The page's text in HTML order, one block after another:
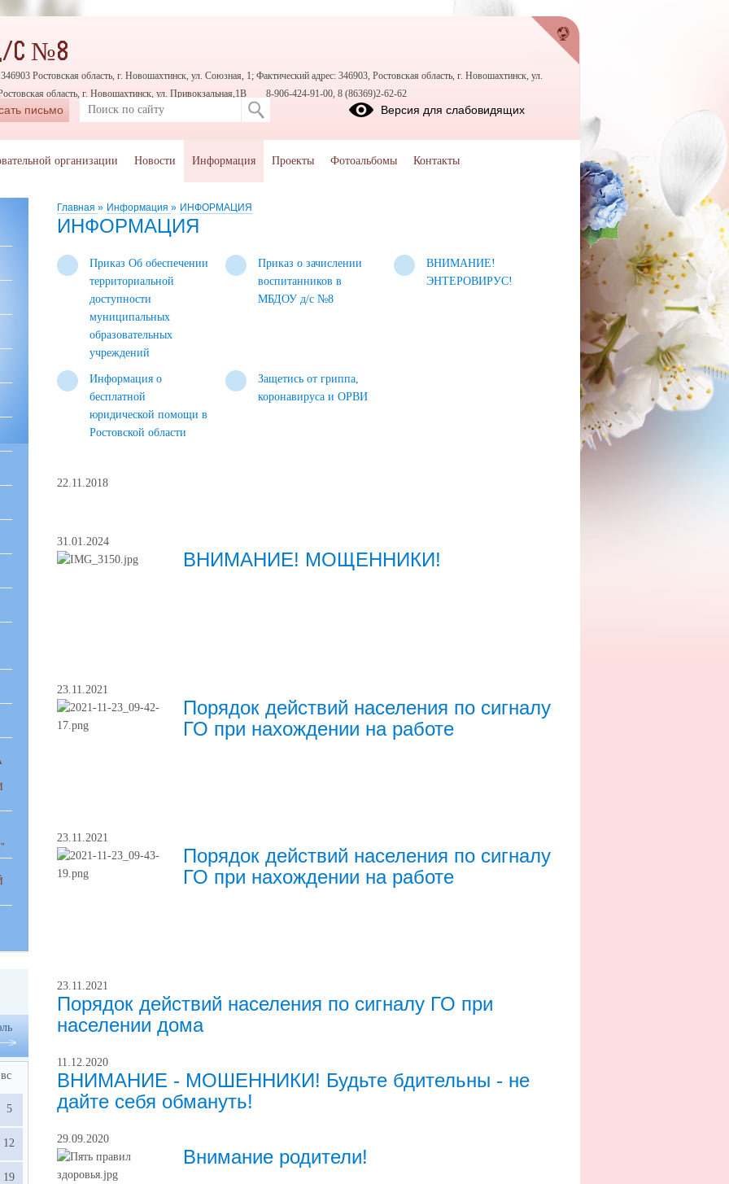
Главная » Информация » ИНФОРМАЦИЯ
ИНФОРМАЦИЯ
Приказ Об обеспечении
территориальной
доступности
муниципальных
образовательных
учреждений
Приказ о зачислении
воспитанников в
МБДОУ д/с №8
ВНИМАНИЕ!
ЭНТЕРОВИРУС!
Информация о
бесплатной
юридической помощи в
Ростовской области
Защетись от гриппа,
коронавируса и ОРВИ
22.11.2018
31.01.2024
ВНИМАНИЕ! МОЩЕННИКИ!
23.11.2021
Порядок действий населения по сигналу
ГО при нахождении на работе
23.11.2021
Порядок действий населения по сигналу
ГО при нахождении на работе
23.11.2021
Порядок действий населения по сигналу ГО при
населении дома
11.12.2020
ВНИМАНИЕ - МОШЕННИКИ! Будьте бдительны - не
дайте себя обмануть!
29.09.2020
Внимание родители!
вс
5
12
19
С №8
Ростовская область, г. Новошахтинск, ул. Союзная, 1; Фактический адрес: 346903, Ростовская область, г. Новошахтинск, ул.
область, г. Новошахтинск, ул. Привокзальная,1В
8-906-424-91-00, 8 (86369)2-62-62
письмо Версия для слабовидящих
организации Новости Информация Проекты Фотоальбомы Контакты